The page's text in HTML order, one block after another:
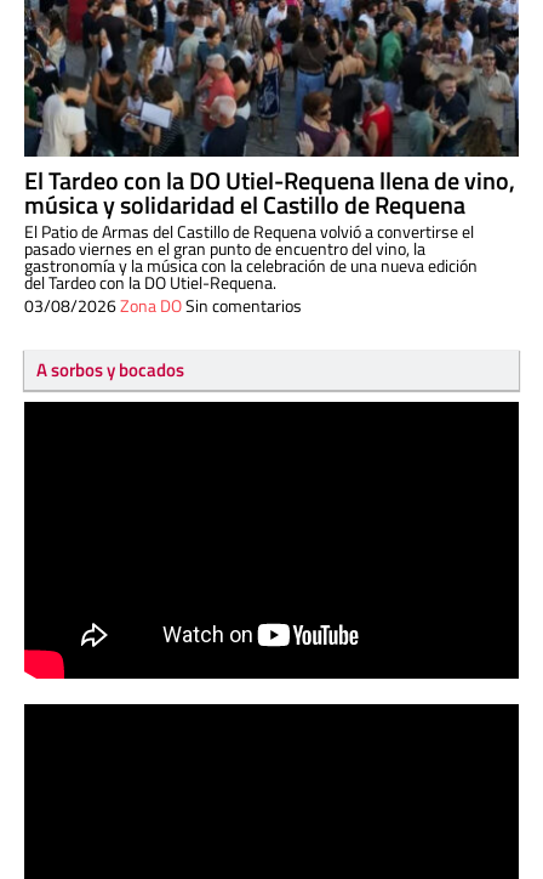
El Tardeo con la DO Utiel-Requena llena de vino,
música y solidaridad el Castillo de Requena
El Patio de Armas del Castillo de Requena volvió a convertirse el
pasado viernes en el gran punto de encuentro del vino, la
gastronomía y la música con la celebración de una nueva edición
del Tardeo con la DO Utiel-Requena.
03/08/2026Zona DOSin comentarios
A sorbos y bocados